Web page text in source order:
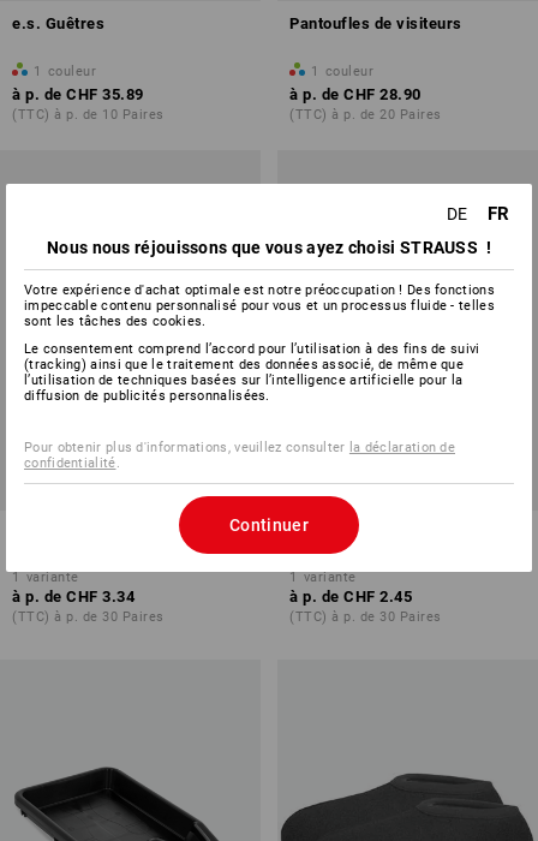
e.s. Guêtres
1 couleur
à p. de CHF 35.89
(TTC) à p. de 10 Paires
Pantoufles de visiteurs
1 couleur
à p. de CHF 28.90
(TTC) à p. de 20 Paires
1 variante
à p. de CHF 3.34
(TTC) à p. de 30 Paires
Chauffe-orteils
1 variante
à p. de CHF 2.45
(TTC) à p. de 30 Paires
DE FR
Nous nous réjouissons que vous ayez choisi STRAUSS !
Votre expérience d'achat optimale est notre préoccupation ! Des fonctions
impeccable contenu personnalisé pour vous et un processus fluide - telles
sont les tâches des cookies.
Le consentement comprend l’accord pour l’utilisation à des fins de suivi
(tracking) ainsi que le traitement des données associé, de même que
l’utilisation de techniques basées sur l’intelligence artificielle pour la
diffusion de publicités personnalisées.
Pour obtenir plus d'informations, veuillez consulter la déclaration de
confidentialité
Continuer